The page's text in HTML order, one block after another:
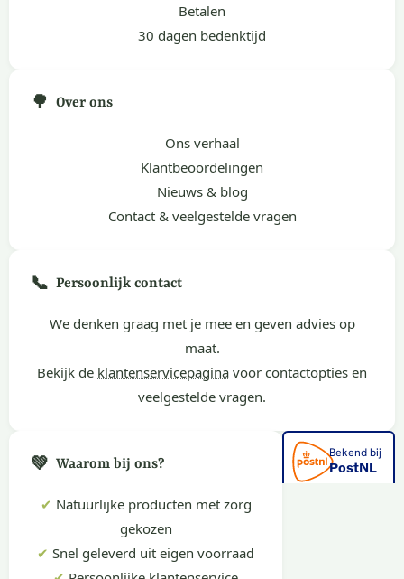
Betalen
30 dagen bedenktijd
🌳 Over ons
Ons verhaal
Klantbeoordelingen
Nieuws & blog
Contact & veelgestelde vragen
📞 Persoonlijk contact
We denken graag met je mee en geven advies op
maat.
Bekijk de klantenservicepagina voor contactopties en
veelgestelde vragen.
💚 Waarom bij ons?
✔ Natuurlijke producten met zorg
gekozen
✔ Snel geleverd uit eigen voorraad